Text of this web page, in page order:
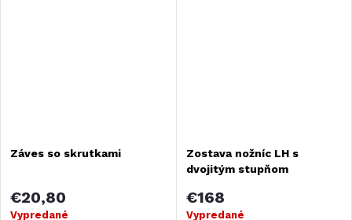
Záves so skrutkami
€20,80
Vypredané
Zostava nožníc LH s
dvojitým stupňom
€168
Vypredané